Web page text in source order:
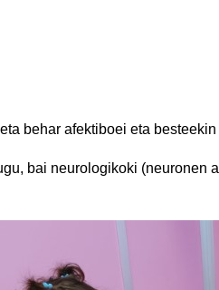
behar afektiboei eta
bai neurologikoki (neuronen